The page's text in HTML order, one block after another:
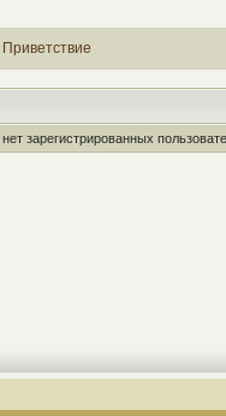
Приветствие
зарегистрированных